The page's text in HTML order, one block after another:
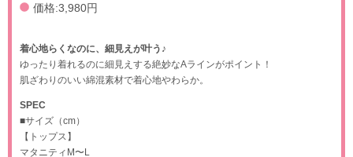
価格:3,980円
着心地らくなのに、細見えが叶う♪
ゆったり着れるのに細見えする絶妙なAラインがポイント！
肌ざわりのいい綿混素材で着心地やわらか。
SPEC
■サイズ（cm）
【トップス】
マタニティM〜L